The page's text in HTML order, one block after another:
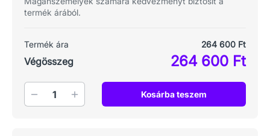
termék árából.
Termék ára 264 600 Ft
Végösszeg 264 600 Ft
Mennyiség Kosárba teszem